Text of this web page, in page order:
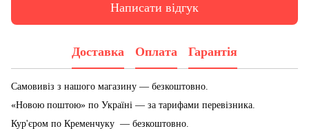
Написати відгук
Доставка Оплата Гарантія
Самовивіз з нашого магазину — безкоштовно.
«Новою поштою» по Україні — за тарифами перевізника.
Кур'єром по Кременчуку — безкоштовно.